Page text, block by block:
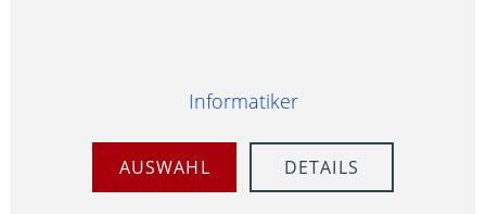
Informatiker
AUSWAHL DETAILS